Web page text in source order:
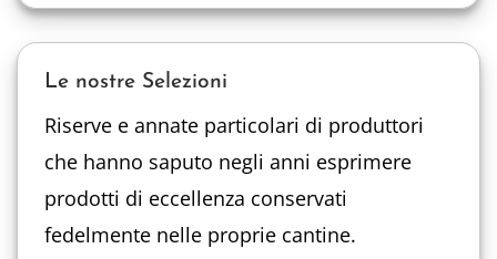
Le nostre Selezioni
Riserve e annate particolari di produttori
che hanno saputo negli anni esprimere
prodotti di eccellenza conservati
fedelmente nelle proprie cantine.